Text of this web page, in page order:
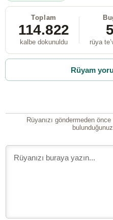
Toplam
114.822
kalbe dokunuldu rüya
Rüyam
Rüyanızı göndermeden